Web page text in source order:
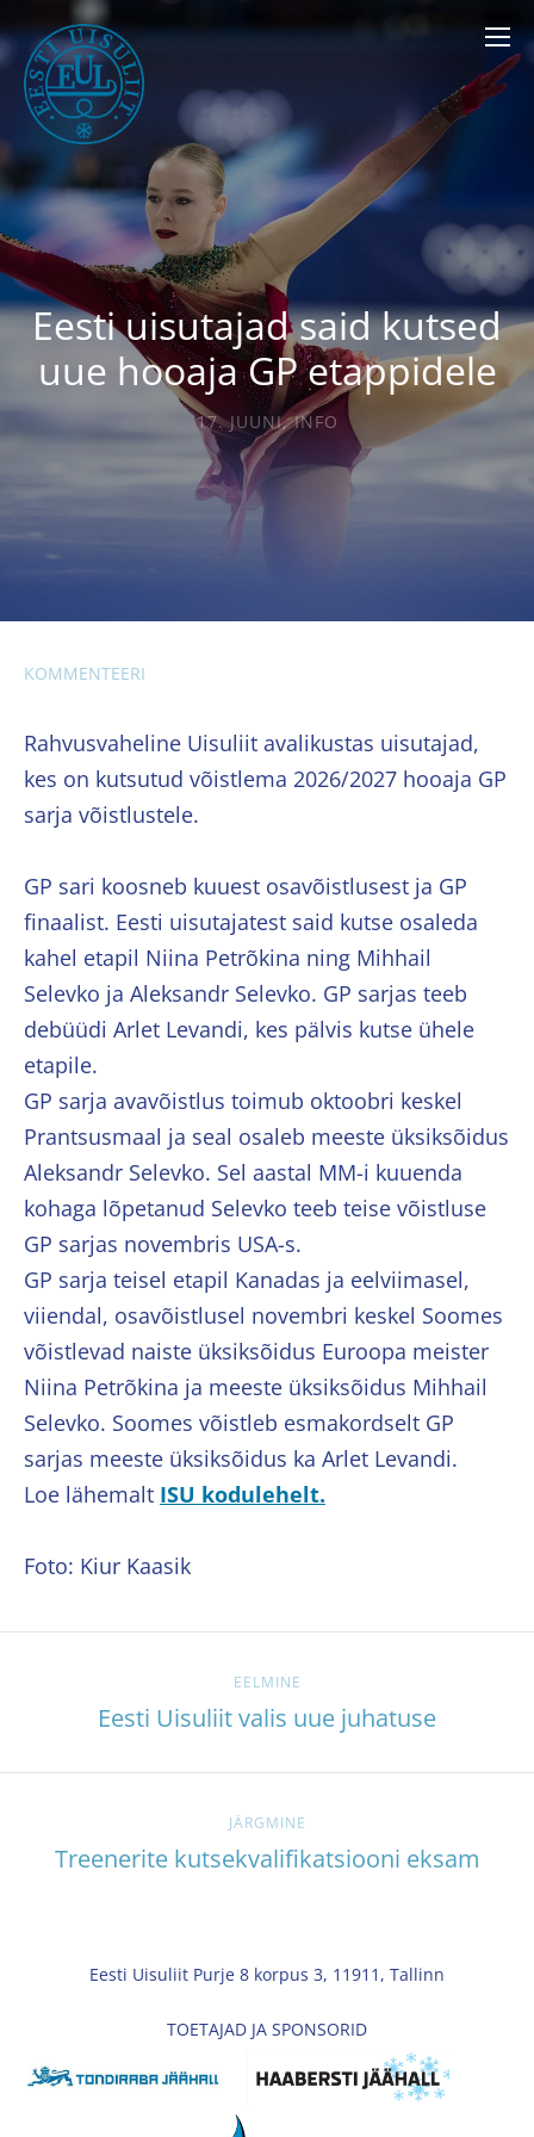
Eesti uisutajad said kutsed
uue hooaja GP etappidele
17. JUUNI,INFO
KOMMENTEERI
Rahvusvaheline Uisuliit avalikustas uisutajad,
kes on kutsutud võistlema 2026/2027 hooaja GP
sarja võistlustele.
GP sari koosneb kuuest osavõistlusest ja GP
finaalist. Eesti uisutajatest said kutse osaleda
kahel etapil Niina Petrõkina ning Mihhail
Selevko ja Aleksandr Selevko. GP sarjas teeb
debüüdi Arlet Levandi, kes pälvis kutse ühele
etapile.
GP sarja avavõistlus toimub oktoobri keskel
Prantsusmaal ja seal osaleb meeste üksiksõidus
Aleksandr Selevko. Sel aastal MM-i kuuenda
kohaga lõpetanud Selevko teeb teise võistluse
GP sarjas novembris USA-s.
GP sarja teisel etapil Kanadas ja eelviimasel,
viiendal, osavõistlusel novembri keskel Soomes
võistlevad naiste üksiksõidus Euroopa meister
Niina Petrõkina ja meeste üksiksõidus Mihhail
Selevko. Soomes võistleb esmakordselt GP
sarjas meeste üksiksõidus ka Arlet Levandi.
Loe lähemalt ISU kodulehelt.
Foto: Kiur Kaasik
EELMINE
Eesti Uisuliit valis uue juhatuse
JÄRGMINE
Treenerite kutsekvalifikatsiooni eksam
Eesti Uisuliit Purje 8 korpus 3, 11911, Tallinn
TOETAJAD JA SPONSORID